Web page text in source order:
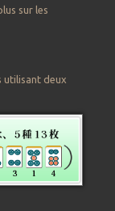
sur les
utilisant deux